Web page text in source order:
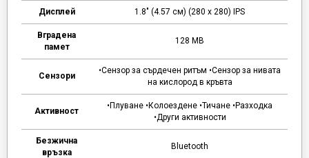
Дисплей 1.8" (4.57 см) (280 х 280) IPS
Вградена
памет
128 MB
Сензори
•Сензор за сърдечен ритъм •Сензор за нивата
на кислород в кръвта
Активност
•Плуване •Колоездене •Тичане •Разходка
•Други активности
Безжична
връзка
Bluetooth